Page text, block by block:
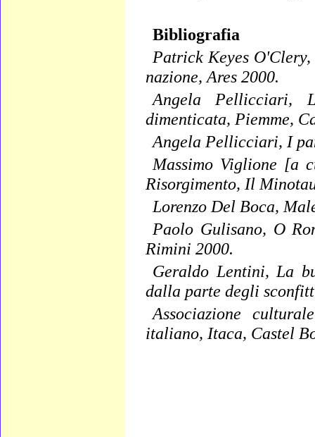
Bibliografia
PatrickKeyes
nazione, Ares 2000.
Angela Pellicciari,
dimenticata, Piemme,
Angela Pellicciari, I
Massimo Viglione [a
Risorgimento, Il
Lorenzo Del Boca,
Paolo Gulisano, O
Rimini 2000.
Geraldo Lentini, La
dalla parte degli
Associazione
italiano, Itaca, Castel